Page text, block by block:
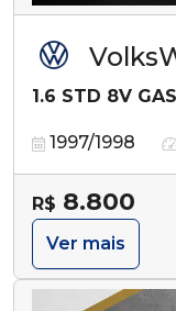
1.6 STD 8V
1997/1998
R$ 8.800
Ver mais